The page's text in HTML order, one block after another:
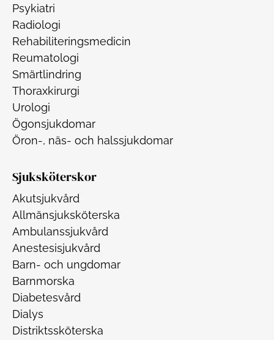
Psykiatri
Radiologi
Rehabiliteringsmedicin
Reumatologi
Smärtlindring
Thoraxkirurgi
Urologi
Ögonsjukdomar
Öron-, näs- och halssjukdomar
Sjuksköterskor
Akutsjukvård
Allmänsjuksköterska
Ambulanssjukvård
Anestesisjukvård
Barn- och ungdomar
Barnmorska
Diabetesvård
Dialys
Distriktssköterska